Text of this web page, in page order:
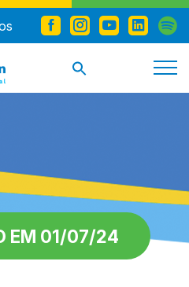
EM 01/07/24